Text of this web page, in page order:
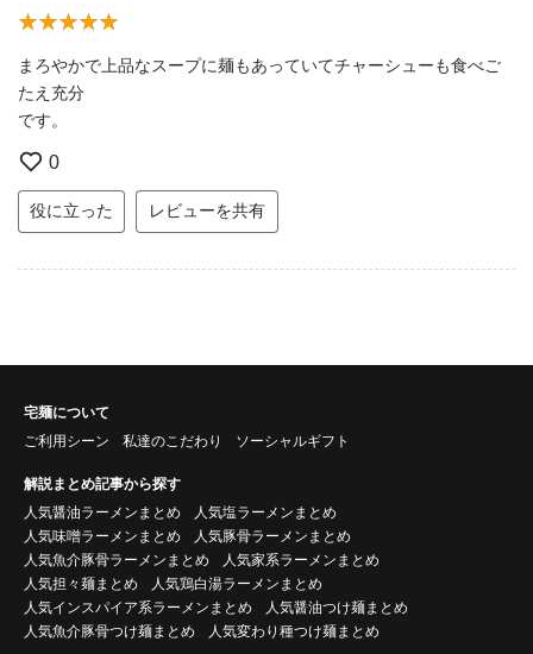
まろやかで上品なスープに麺もあっていてチャーシューも食べご
たえ充分
です。
0
役に立った レビューを共有
宅麺について
ご利用シーン
私達のこだわり ソーシャルギフト
解説まとめ記事から探す
人気醤油ラーメンまとめ
人気塩ラーメンまとめ
人気味噌ラーメンまとめ
人気豚骨ラーメンまとめ
人気魚介豚骨ラーメンまとめ
人気家系ラーメンまとめ
人気担々麺まとめ
人気鶏白湯ラーメンまとめ
人気インスパイア系ラーメンまとめ
人気醤油つけ麺まとめ
人気魚介豚骨つけ麺まとめ
人気変わり種つけ麺まとめ